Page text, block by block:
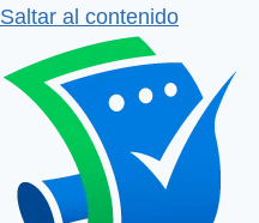
Saltar al contenido